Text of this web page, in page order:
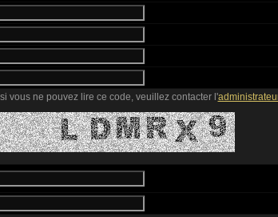
vous ne pouvez lire ce code, veuillez contacter l'